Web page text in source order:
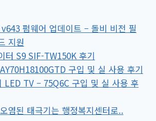
펌웨어 업데이트 – 돌비 비전 필
지원
터 S9 SIF-TW150K 후기
구입 및 실 사용 후기
LED TV – 75Q6C 구입 및 실 사용 후
염된 태극기는 행정복지센터로..